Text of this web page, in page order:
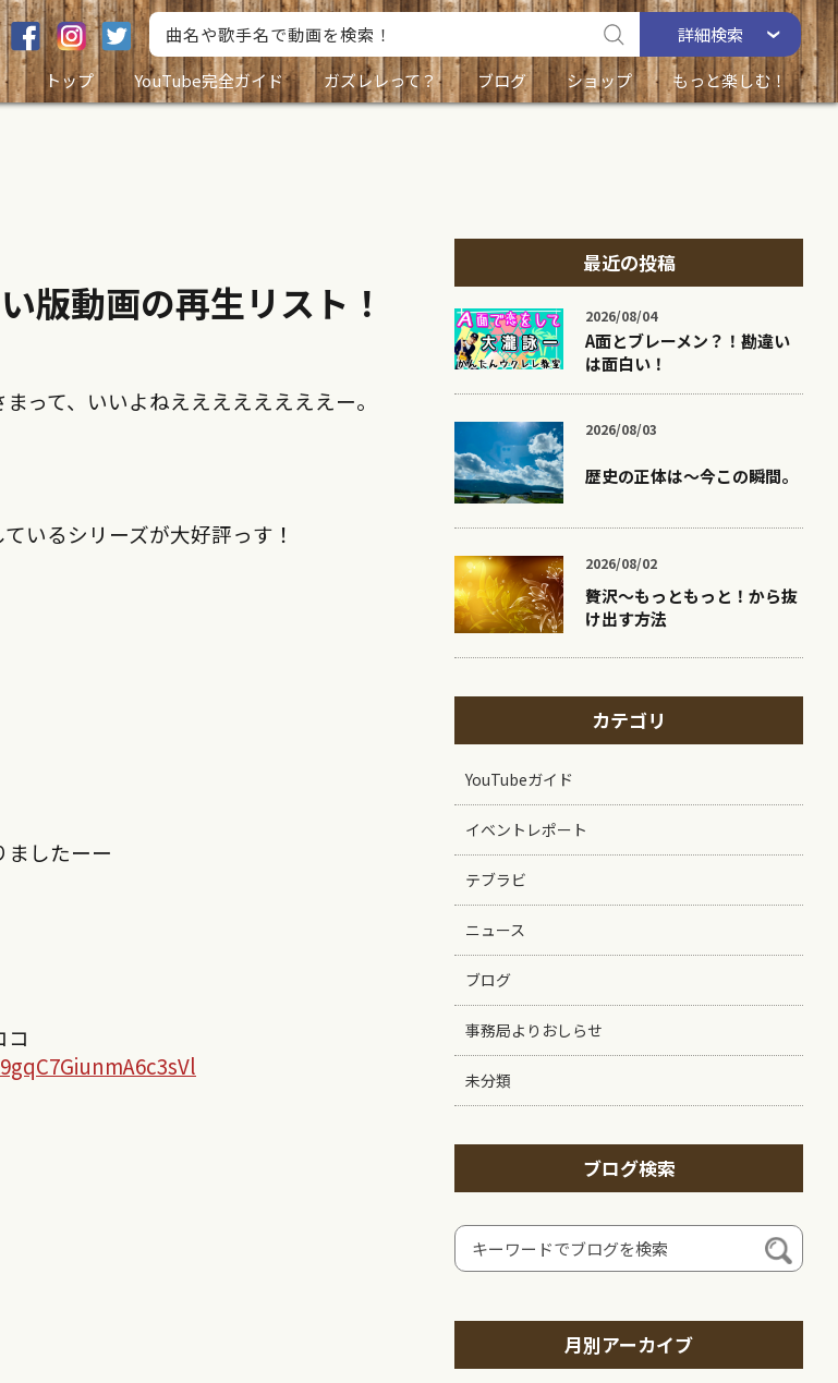
詳細検索
トップ
YouTube完全ガイド ガズレレって？ ブログ ショップ もっと楽しむ！
版動画の再生リスト！
って、いいよねええええええええー。
いるシリーズが大好評っす！
したーー
コ
最近の投稿
2026/08/04
A面とブレーメン？！勘違い
は面白い！
2026/08/03
歴史の正体は〜今この瞬間。
2026/08/02
贅沢〜もっともっと！から抜
け出す方法
カテゴリ
YouTubeガイド
イベントレポート
テブラビ
ニュース
ブログ
事務局よりおしらせ
未分類
ブログ検索
月別アーカイブ